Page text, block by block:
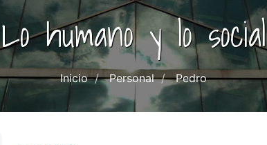
Lo humano y lo social
Inicio Personal Pedro